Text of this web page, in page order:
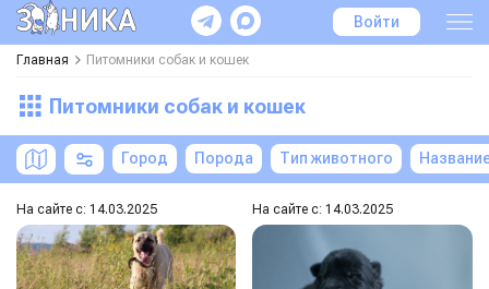
Войти
Главная Питомники собак и кошек
Питомники собак и кошек
Город Порода Тип животного
На сайте с: 14.03.2025 На сайте с: 14.03.2025